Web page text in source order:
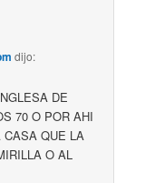
dijo:
DE
70 O POR AHI
CASA QUE LA
O AL